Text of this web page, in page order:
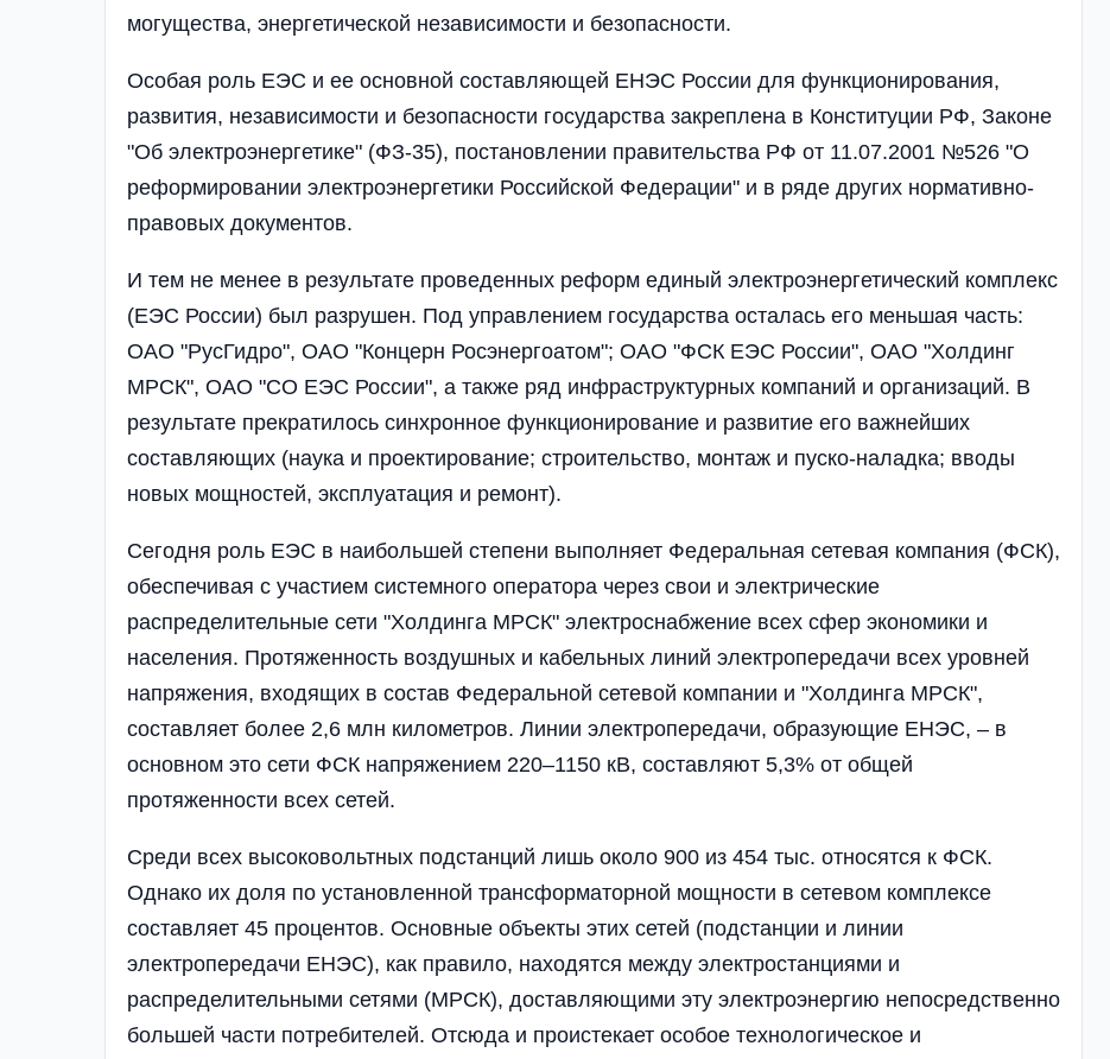
могущества, энергетической независимости и безопасности.
Особая роль ЕЭС и ее основной составляющей ЕНЭС России для функционирования,
развития, независимости и безопасности государства закреплена в Конституции РФ, Законе
"Об электроэнергетике" (ФЗ-35), постановлении правительства РФ от 11.07.2001 №526 "О
реформировании электроэнергетики Российской Федерации" и в ряде других нормативно-
правовых документов.
И тем не менее в результате проведенных реформ единый электроэнергетический комплекс
(ЕЭС России) был разрушен. Под управлением государства осталась его меньшая часть:
ОАО "РусГидро", ОАО "Концерн Росэнергоатом"; ОАО "ФСК ЕЭС России", ОАО "Холдинг
МРСК", ОАО "СО ЕЭС России", а также ряд инфраструктурных компаний и организаций. В
результате прекратилось синхронное функционирование и развитие его важнейших
составляющих (наука и проектирование; строительство, монтаж и пуско-наладка; вводы
новых мощностей, эксплуатация и ремонт).
Сегодня роль ЕЭС в наибольшей степени выполняет Федеральная сетевая компания (ФСК),
обеспечивая с участием системного оператора через свои и электрические
распределительные сети "Холдинга МРСК" электроснабжение всех сфер экономики и
населения. Протяженность воздушных и кабельных линий электропередачи всех уровней
напряжения, входящих в состав Федеральной сетевой компании и "Холдинга МРСК",
составляет более 2,6 млн километров. Линии электропередачи, образующие ЕНЭС, – в
основном это сети ФСК напряжением 220–1150 кВ, составляют 5,3% от общей
протяженности всех сетей.
Среди всех высоковольтных подстанций лишь около 900 из 454 тыс. относятся к ФСК.
Однако их доля по установленной трансформаторной мощности в сетевом комплексе
составляет 45 процентов. Основные объекты этих сетей (подстанции и линии
электропередачи ЕНЭС), как правило, находятся между электростанциями и
распределительными сетями (МРСК), доставляющими эту электроэнергию непосредственно
большей части потребителей. Отсюда и проистекает особое технологическое и